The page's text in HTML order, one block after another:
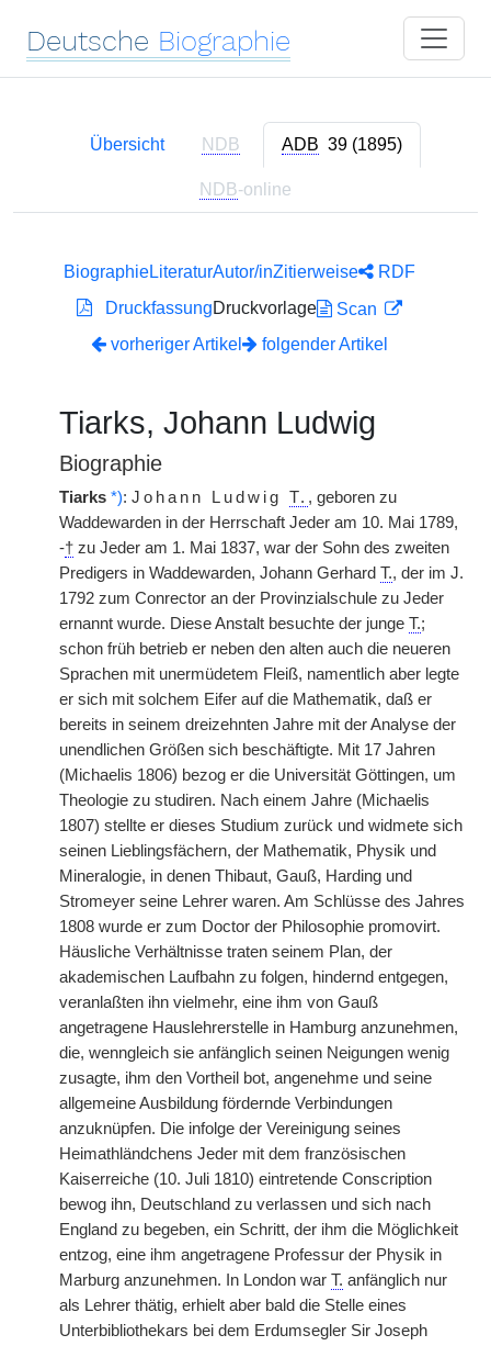
Deutsche Biographie
Übersicht NDB ADB 39 (1895)
NDB-online
BiographieLiteraturAutor/inZitierweise
RDF
DruckfassungDruckvorlage
Scan
vorheriger Artikel
folgender Artikel
Tiarks, Johann Ludwig
Biographie
Tiarks *): Johann Ludwig T. , geboren zu
Waddewarden in der Herrschaft Jeder am 10. Mai 1789,
-† zu Jeder am 1. Mai 1837, war der Sohn des zweiten
Predigers in Waddewarden, Johann Gerhard T., der im J.
1792 zum Conrector an der Provinzialschule zu Jeder
ernannt wurde. Diese Anstalt besuchte der junge T.;
schon früh betrieb er neben den alten auch die neueren
Sprachen mit unermüdetem Fleiß, namentlich aber legte
er sich mit solchem Eifer auf die Mathematik, daß er
bereits in seinem dreizehnten Jahre mit der Analyse der
unendlichen Größen sich beschäftigte. Mit 17 Jahren
(Michaelis 1806) bezog er die Universität Göttingen, um
Theologie zu studiren. Nach einem Jahre (Michaelis
1807) stellte er dieses Studium zurück und widmete sich
seinen Lieblingsfächern, der Mathematik, Physik und
Mineralogie, in denen Thibaut, Gauß, Harding und
Stromeyer seine Lehrer waren. Am Schlüsse des Jahres
1808 wurde er zum Doctor der Philosophie promovirt.
Häusliche Verhältnisse traten seinem Plan, der
akademischen Laufbahn zu folgen, hindernd entgegen,
veranlaßten ihn vielmehr, eine ihm von Gauß
angetragene Hauslehrerstelle in Hamburg anzunehmen,
die, wenngleich sie anfänglich seinen Neigungen wenig
zusagte, ihm den Vortheil bot, angenehme und seine
allgemeine Ausbildung fördernde Verbindungen
anzuknüpfen. Die infolge der Vereinigung seines
Heimathländchens Jeder mit dem französischen
Kaiserreiche (10. Juli 1810) eintretende Conscription
bewog ihn, Deutschland zu verlassen und sich nach
England zu begeben, ein Schritt, der ihm die Möglichkeit
entzog, eine ihm angetragene Professur der Physik in
Marburg anzunehmen. In London war T. anfänglich nur
als Lehrer thätig, erhielt aber bald die Stelle eines
Unterbibliothekars bei dem Erdumsegler Sir Joseph